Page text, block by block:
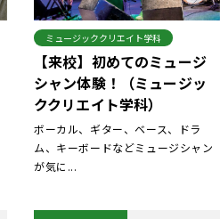
ミュージッククリエイト学科
【来校】初めてのミュージ
シャン体験！（ミュージッ
ククリエイト学科）
ボーカル、ギター、ベース、ドラ
ム、キーボードなどミュージシャン
が気に...